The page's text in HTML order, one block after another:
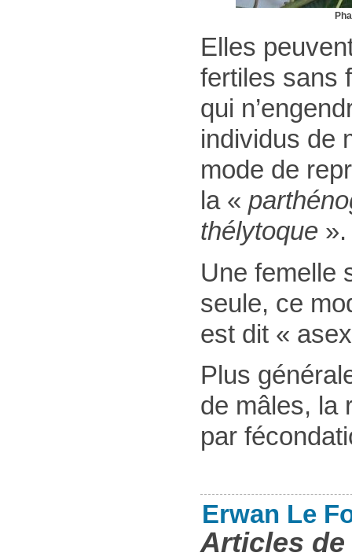
Elles
fertiles sans
qui
individus de
mode de
la «
thélytoque ».
Une femelle
seule, ce
est dit «
Plus
de mâles, la
par
Erwan Le
Articles